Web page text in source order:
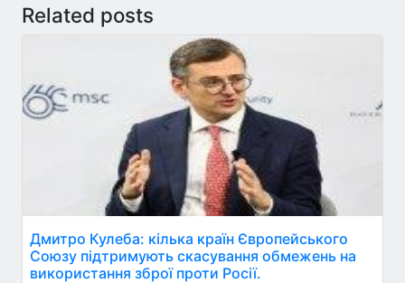
Related posts
Дмитро Кулеба: кілька країн Європейського
Союзу підтримують скасування обмежень на
використання зброї проти Росії.